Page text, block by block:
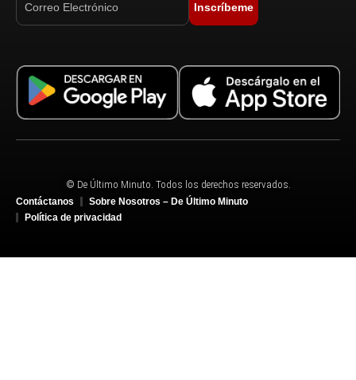
Inscríbeme
© De Último Minuto. Todos los derechos reservados.
Contáctanos
Sobre Nosotros – De Último Minuto
Política de privacidad